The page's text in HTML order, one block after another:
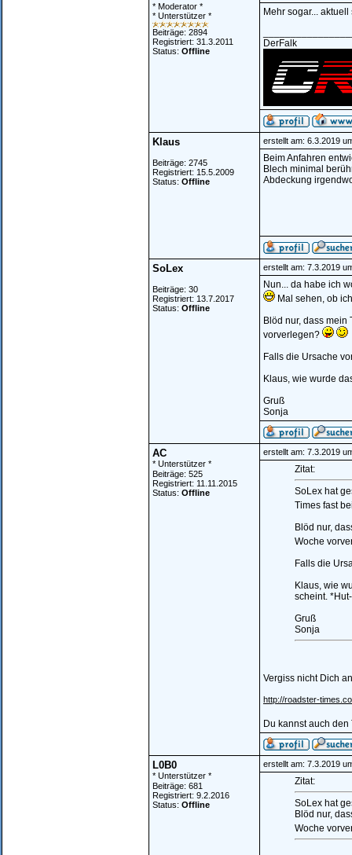
* Moderator *
* Unterstützer *
Beiträge: 2894
Registriert: 31.3.2011
Status: Offline
Mehr sogar...
DerFalk
Klaus
Beiträge: 2745
Registriert: 15.5.2009
Status: Offline
erstellt am: 6.3.2019
Beim Anfahren
Blech minimal
Abdeckung
SoLex
Beiträge: 30
Registriert: 13.7.2017
Status: Offline
erstellt am: 7.3.2019
Nun... da habe ich
Mal sehen, ob
Blöd nur, dass
vorverlegen?
Falls die Ursache
Klaus, wie wurde
Gruß
Sonja
AC
* Unterstützer *
Beiträge: 525
Registriert: 11.11.2015
Status: Offline
erstellt am: 7.3.2019
Zitat:
SoLex hat
Times fast
Blöd nur,
Woche
Falls die
Klaus, wie
scheint.
Gruß
Sonja
Vergiss nicht Dich
http://roadster-
Du kannst auch
L0B0
* Unterstützer *
Beiträge: 681
Registriert: 9.2.2016
Status: Offline
erstellt am: 7.3.2019
Zitat:
SoLex hat
Blöd nur,
Woche